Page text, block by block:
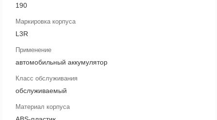
190
Маркировка корпуса
L3R
Применение
автомобильный аккумулятор
Класс обслуживания
обслуживаемый
Материал корпуса